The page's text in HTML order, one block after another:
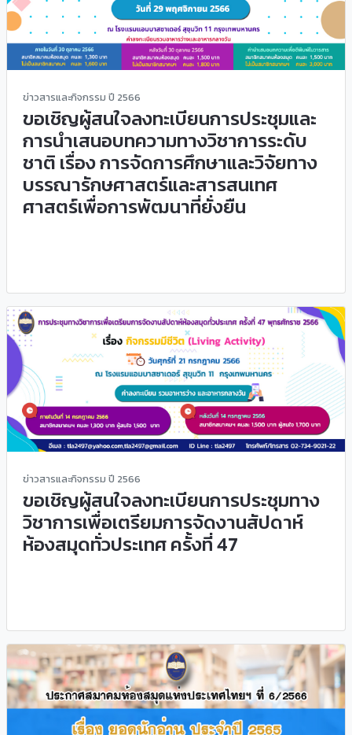
ข่าวสารและกิจกรรม ปี 2566
ขอเชิญผู้สนใจลงทะเบียนการประชุมและ
การนำเสนอบทความทางวิชาการระดับ
ชาติ เรื่อง การจัดการศึกษาและวิจัยทาง
บรรณารักษศาสตร์และสารสนเทศ
ศาสตร์เพื่อการพัฒนาที่ยั่งยืน
ข่าวสารและกิจกรรม ปี 2566
ขอเชิญผู้สนใจลงทะเบียนการประชุมทาง
วิชาการเพื่อเตรียมการจัดงานสัปดาห์
ห้องสมุดทั่วประเทศ ครั้งที่ 47